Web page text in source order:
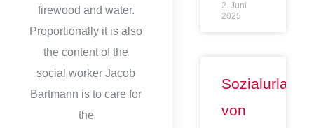
firewood and water.
Proportionally it is also
the content of the
social worker Jacob
Bartmann is to care for
the
2. Juni
2025
Sozialurlaub
von